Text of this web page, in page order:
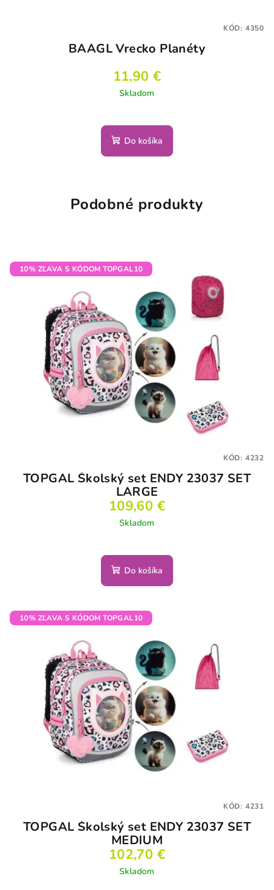
BAAGL Vrecko Planéty
11,90 €
Skladom
Do košíka
KÓD: 4350
Podobné produkty
10% ZĽAVA S KÓDOM TOPGAL10
TOPGAL Školský set ENDY 23037 SET
LARGE
109,60 €
Skladom
Do košíka
KÓD: 4232
10% ZĽAVA S KÓDOM TOPGAL10
TOPGAL Školský set ENDY 23037 SET
MEDIUM
102,70 €
Skladom
KÓD: 4231